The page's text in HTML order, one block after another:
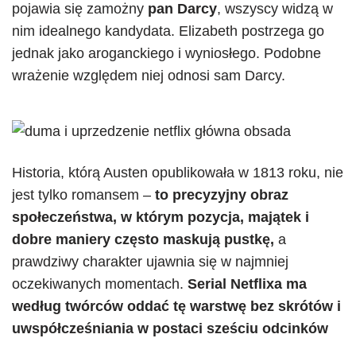
pojawia się zamożny pan Darcy, wszyscy widzą w
nim idealnego kandydata. Elizabeth postrzega go
jednak jako aroganckiego i wyniosłego. Podobne
wrażenie względem niej odnosi sam Darcy.
Historia, którą Austen opublikowała w 1813 roku, nie
jest tylko romansem – to precyzyjny obraz
społeczeństwa, w którym pozycja, majątek i
dobre maniery często maskują pustkę, a
prawdziwy charakter ujawnia się w najmniej
oczekiwanych momentach. Serial Netflixa ma
według twórców oddać tę warstwę bez skrótów i
uwspółcześniania w postaci sześciu odcinków